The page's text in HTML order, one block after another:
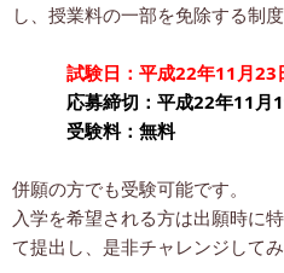
し、授業料の一部を免除する制度
試験日：平成22年11月23日
応募締切：平成22年11月
受験料：無料
併願の方でも受験可能です。
入学を希望される方は出願時に
て提出し、是非チャレンジしてみ